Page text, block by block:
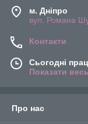
м. Дніпро
вул. Романа
Контакти
Сьогодні
Показати
Про нас